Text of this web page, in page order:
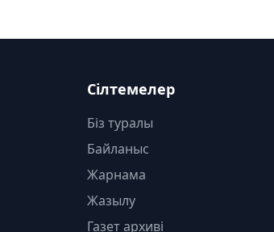
Сілтемелер
Біз туралы
Байланыс
Жарнама
Жазылу
Газет архиві